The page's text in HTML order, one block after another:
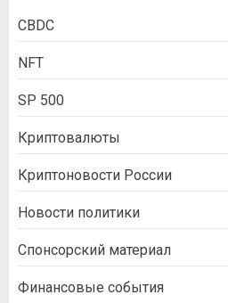
CBDC
NFT
SP 500
Криптовалюты
Криптоновости России
Новости политики
Спонсорский материал
Финансовые события